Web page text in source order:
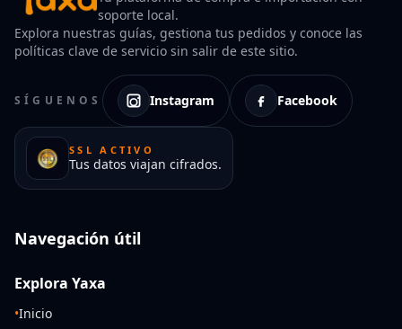
soporte local.
Explora nuestras guías, gestiona tus pedidos y conoce las
políticas clave de servicio sin salir de este sitio.
SÍGUENOS Instagram Facebook
SSL ACTIVO
Tus datos viajan cifrados.
Navegación útil
Explora Yaxa
•Inicio